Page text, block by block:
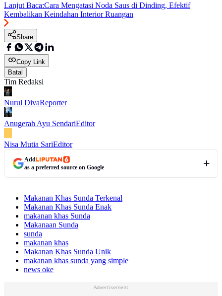
Lanjut Baca:Cara Mengatasi Noda Saus di Dinding, Efektif
Kembalikan Keindahan Interior Ruangan
Share
Copy Link
Batal
Tim Redaksi
Nurul DivaReporter
Anugerah Ayu SendariEditor
Nisa Mutia SariEditor
Add
as a preferred source on Google
Makanan Khas Sunda Terkenal
Makanan Khas Sunda Enak
makanan khas Sunda
Makanaan Sunda
sunda
makanan khas
Makanan Khas Sunda Unik
makanan khas sunda yang simple
news oke
Advertisement